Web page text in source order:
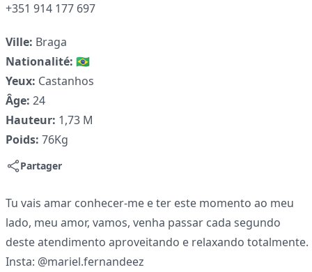
+351 914 177 697
Ville: Braga
Nationalité: 🇧🇷
Yeux: Castanhos
Âge: 24
Hauteur: 1,73 M
Poids: 76Kg
Partager
Tu vais amar conhecer-me e ter este momento ao meu
lado, meu amor, vamos, venha passar cada segundo
deste atendimento aproveitando e relaxando totalmente.
Insta: @mariel.fernandeez